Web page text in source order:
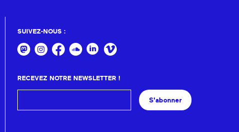
SUIVEZ-NOUS :
RECEVEZ NOTRE NEWSLETTER !
S'abonner